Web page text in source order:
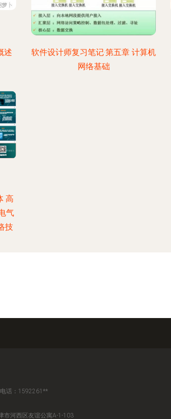
述
软件设计师复习笔记·第五章 计算机
网络基础
高
气
技
电话：1592261**
市河西区友谊公寓A-1-103